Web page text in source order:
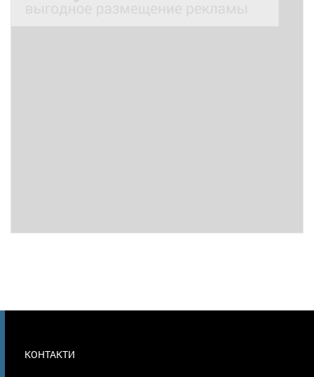
В
КОНТАКТИ